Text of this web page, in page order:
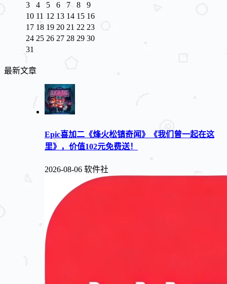
3
4 5 6 7 8
9
10 11 12 13 14 15 16
17 18 19 20 21 22 23
24 25 26 27 28 29 30
31
最新文章
Epic喜加二《烽火松镇奇闻》《我们曾一起在这
里》，价值102元免费送！
2026-08-06 软件社